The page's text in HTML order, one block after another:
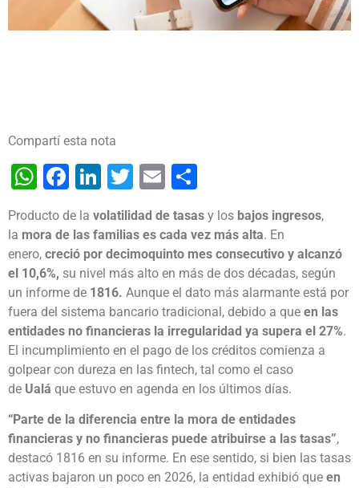
Compartí esta nota
WhatsApp
Facebook
LinkedIn
Twitter
Email
Producto de la volatilidad de tasas y los bajos ingresos,
la mora de las familias es cada vez más alta. En
enero, creció por decimoquinto mes consecutivo y alcanzó
el 10,6%, su nivel más alto en más de dos décadas, según
un informe de 1816. Aunque el dato más alarmante está por
fuera del sistema bancario tradicional, debido a que en las
entidades no financieras la irregularidad ya supera el 27%.
El incumplimiento en el pago de los créditos comienza a
golpear con dureza en las fintech, tal como el caso
de Ualá que estuvo en agenda en los últimos días.
“Parte de la diferencia entre la mora de entidades
financieras y no financieras puede atribuirse a las tasas”,
destacó 1816 en su informe. En ese sentido, si bien las tasas
activas bajaron un poco en 2026, la entidad exhibió que en